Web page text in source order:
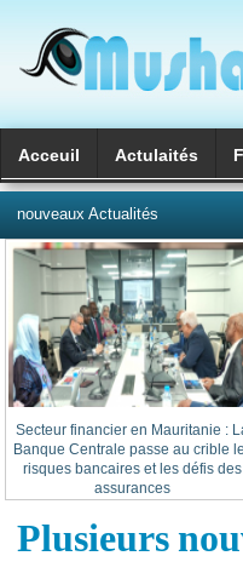
Acceuil Actulaités
nouveaux Actualités
Secteur financier en Mauritanie :
Banque Centrale passe au crible
risques bancaires et les défis des
assurances
Plusieurs